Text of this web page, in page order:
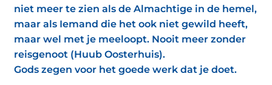
niet meer te zien als de Almachtige in de hemel,
maar als Iemand die het ook niet gewild heeft,
maar wel met je meeloopt. Nooit meer zonder
reisgenoot (Huub Oosterhuis).
Gods zegen voor het goede werk dat je doet.